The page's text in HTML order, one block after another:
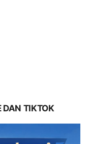
DAN TIKTOK